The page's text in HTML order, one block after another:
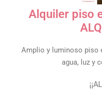
Alquiler piso
Amplio y luminoso piso
agua, luz